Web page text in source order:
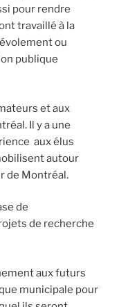
pour rendre
travaillé à la
ou
publique
et aux
Il y a une
aux élus
autour
de Montréal.
de
de recherche
aux futurs
municipale pour